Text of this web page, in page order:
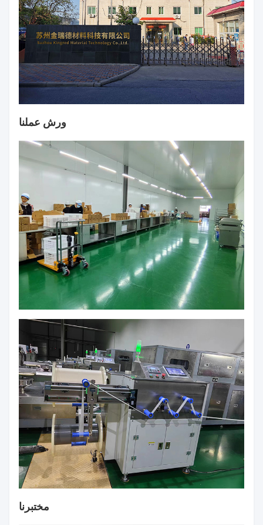
ورش عملنا
مختبرنا